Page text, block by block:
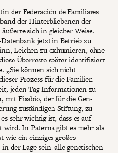
der Federación de Familiares
der Hinterbliebenen der
sich in gleicher Weise.
jetzt in Betrieb zu
Leichen zu exhumieren, ohne
Überreste später identifiziert
„Sie können sich nicht
Prozess für die Familien
jeden Tag Informationen zu
mit Fisabio, der für die Gen-
zuständigen Stiftung, zu
sehr wichtig ist, dass es auf
wird. In Paterna gibt es mehr als
wie ein einziges großes
der Lage sein, alle genetischen